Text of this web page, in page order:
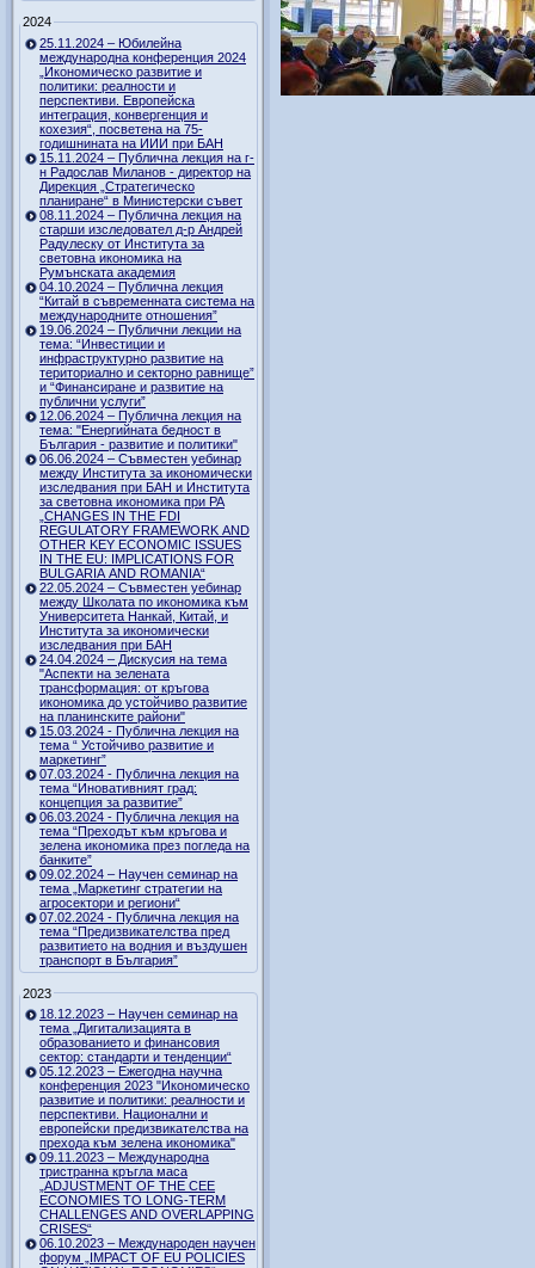
2024
25.11.2024 – Юбилейна
международна конференция 2024
„Икономическо развитие и
политики: реалности и
перспективи. Европейска
интеграция, конвергенция и
кохезия“, посветена на 75-
годишнината на ИИИ при БАН
15.11.2024 – Публична лекция на г-
н Радослав Миланов - директор на
Дирекция „Стратегическо
планиране“ в Министерски съвет
08.11.2024 – Публична лекция на
старши изследовател д-р Андрей
Радулеску от Института за
световна икономика на
Румънската академия
04.10.2024 – Публична лекция
“Китай в съвременната система на
международните отношения”
19.06.2024 – Публични лекции на
тема: “Инвестиции и
инфраструктурно развитие на
териториално и секторно равнище”
и “Финансиране и развитие на
публични услуги”
12.06.2024 – Публична лекция на
тема: "Енергийната бедност в
България - развитие и политики"
06.06.2024 – Съвместен уебинар
между Института за икономически
изследвания при БАН и Института
за световна икономика при РА
„CHANGES IN THE FDI
REGULATORY FRAMEWORK AND
OTHER KEY ECONOMIC ISSUES
IN THE EU: IMPLICATIONS FOR
BULGARIA AND ROMANIA“
22.05.2024 – Съвместен уебинар
между Школата по икономика към
Университета Нанкай, Китай, и
Института за икономически
изследвания при БАН
24.04.2024 – Дискусия на тема
"Аспекти на зелената
трансформация: от кръгова
икономика до устойчиво развитие
на планинските райони"
15.03.2024 - Публична лекция на
тема “ Устойчиво развитие и
маркетинг”
07.03.2024 - Публична лекция на
тема “Иновативният град:
концепция за развитие”
06.03.2024 - Публична лекция на
тема “Преходът към кръгова и
зелена икономика през погледа на
банките”
09.02.2024 – Научен семинар на
тема „Маркетинг стратегии на
агросектори и региони“
07.02.2024 - Публична лекция на
тема “Предизвикателства пред
развитието на водния и въздушен
транспорт в България”
2023
18.12.2023 – Научен семинар на
тема „Дигитализацията в
образованието и финансовия
сектор: стандарти и тенденции“
05.12.2023 – Ежегодна научна
конференция 2023 "Икономическо
развитие и политики: реалности и
перспективи. Национални и
европейски предизвикателства на
прехода към зелена икономика"
09.11.2023 – Международна
тристранна кръгла маса
„ADJUSTMENT OF THE CEE
ECONOMIES TO LONG-TERM
CHALLENGES AND OVERLAPPING
CRISES“
06.10.2023 – Международен научен
форум „IMPACT OF EU POLICIES